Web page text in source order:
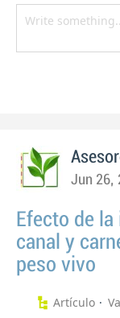
Jun 26,
Efecto de
canal y
peso vivo
Artículo